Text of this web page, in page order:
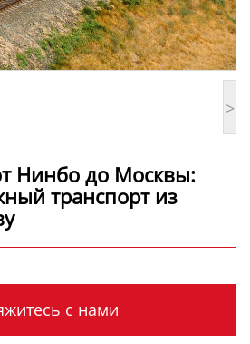
>
Нинбо до Москвы:
транспорт из
с нами